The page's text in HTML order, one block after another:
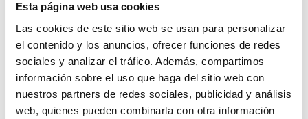
Esta página web usa cookies
Las cookies de este sitio web se usan para personalizar
el contenido y los anuncios, ofrecer funciones de redes
sociales y analizar el tráfico. Además, compartimos
información sobre el uso que haga del sitio web con
nuestros partners de redes sociales, publicidad y análisis
web, quienes pueden combinarla con otra información
Requisitos:
Se busca técnico en Farmacia para cubrir
una baja.
Funciones:
Las propias del puesto.
Se valora:
Idiomas.